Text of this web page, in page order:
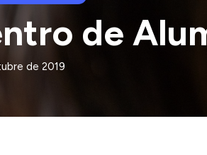
de
de 2019